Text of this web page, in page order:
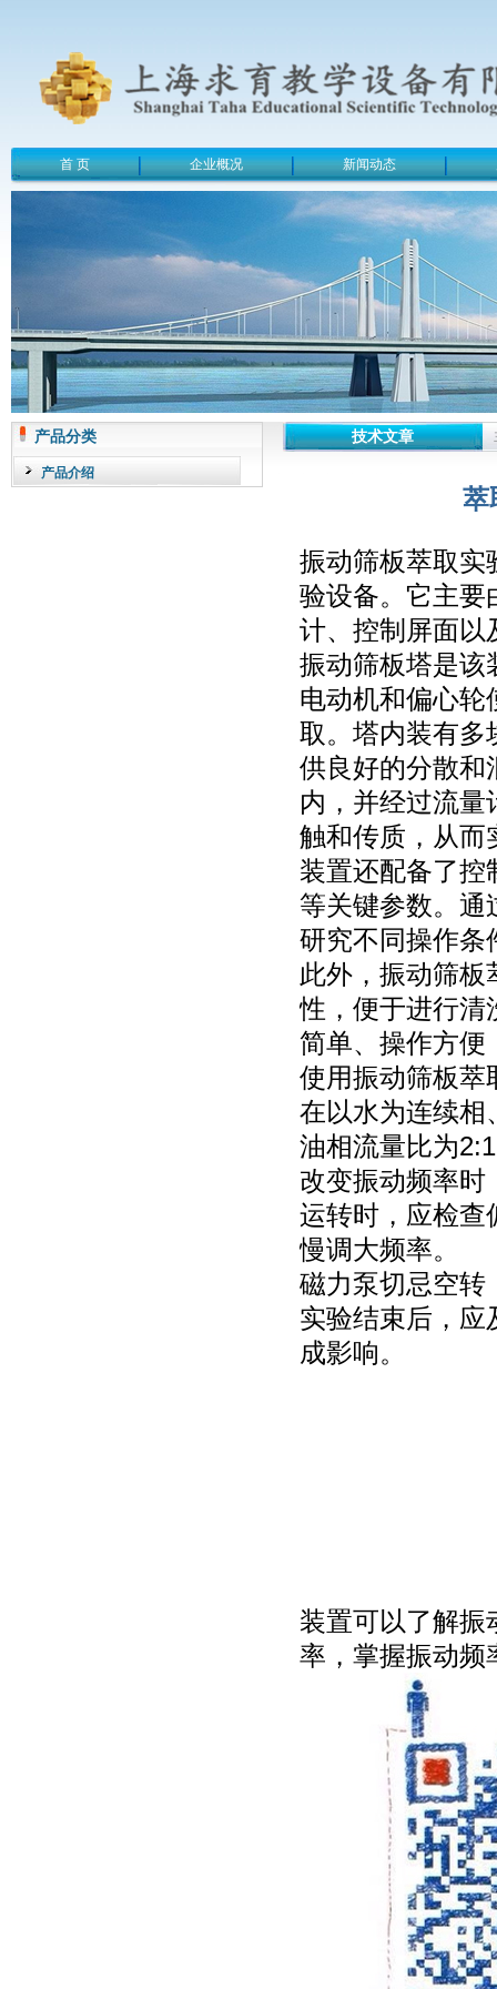
首 页 企业概况 新闻动态
产品分类
产品介绍
技术文章
萃
振动筛板萃取实
验设备。它主要
计、控制屏面以
振动筛板塔是该
电动机和偏心轮
取。塔内装有多
供良好的分散和
内，并经过流
触和传质，从而
装置还配备了控
等关键参数。通
研究不同操作条
此外，振动筛
性，便于进行清
简单、操作方便
使用振动筛板萃
在以水为连续相
油相流量比为
改变振动频率时
运转时，应检查
慢调大频率。
磁力泵切忌空转
实验结束后，应
成影响。
装置可以了解振
率，掌握振动频